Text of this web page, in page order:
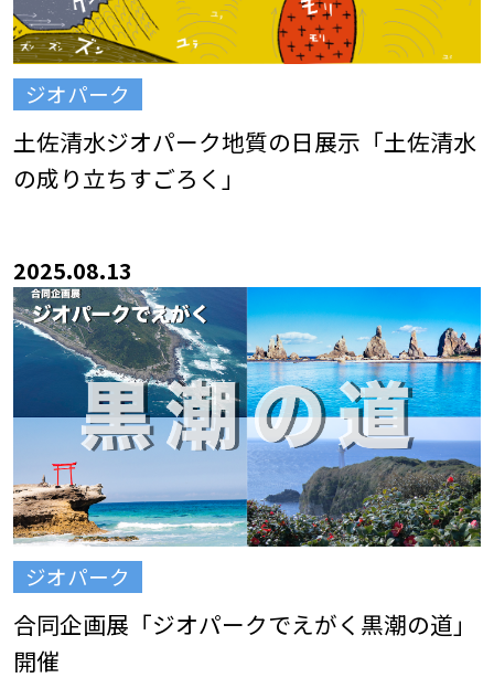
ジオパーク
土佐清水ジオパーク地質の日展示「土佐清水
の成り立ちすごろく」
2025.08.13
ジオパーク
合同企画展「ジオパークでえがく黒潮の道」
開催